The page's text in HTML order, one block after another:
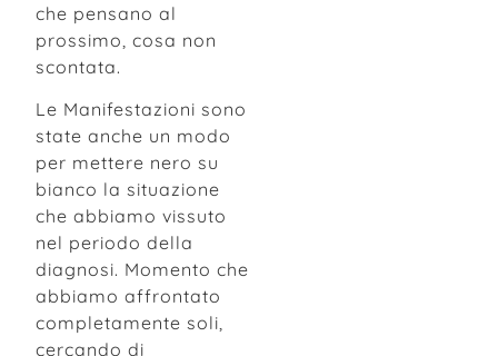
che pensano al
prossimo, cosa non
scontata.
Le Manifestazioni sono
state anche un modo
per mettere nero su
bianco la situazione
che abbiamo vissuto
nel periodo della
diagnosi. Momento che
abbiamo affrontato
completamente soli,
cercando di